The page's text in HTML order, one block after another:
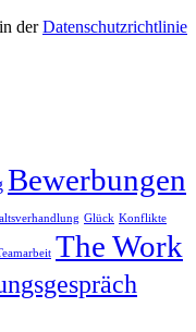
derDatenschutzrichtlinie
Bewerbungen
Glück Konflikte
The Work